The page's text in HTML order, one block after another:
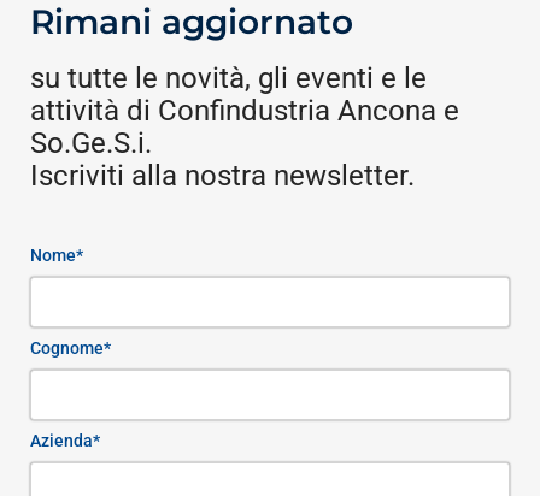
Rimani aggiornato
su tutte le novità, gli eventi e le
attività di Confindustria Ancona e
So.Ge.S.i.
Iscriviti alla nostra newsletter.
Nome*
Cognome*
Azienda*